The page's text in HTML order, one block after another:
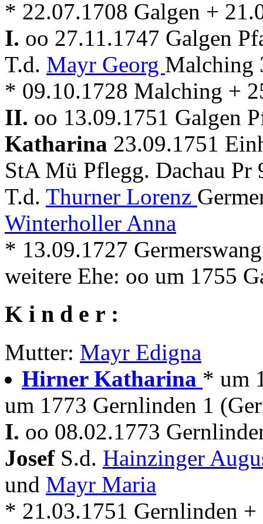
* 22.07.1708 Galgen +
I. oo 27.11.1747 Galgen
T.d. Mayr Georg Malching
* 09.10.1728 Malching +
II. oo 13.09.1751 Galgen
Katharina 23.09.1751
StA Mü Pflegg. Dachau Pr
T.d. Thurner Lorenz
Winterholler Anna
* 13.09.1727
weitere Ehe: oo um 1755
K i n d e r :
Mutter: Mayr Edigna
Hirner Katharina * um
um 1773 Gernlinden 1
I. oo 08.02.1773
Josef S.d. Hainzinger
und Mayr Maria
* 21.03.1751 Gernlinden